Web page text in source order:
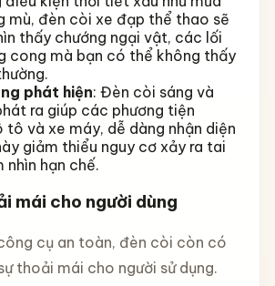
mù, đèn còi xe đạp thể thao sẽ
thấy chướng ngại vật, các lối
cong mà bạn có thể không thấy
phát hiện: Đèn còi sáng và
ra giúp các phương tiện
tô và xe máy, dễ dàng nhận diện
giảm thiểu nguy cơ xảy ra tai
nhìn hạn chế.
mái cho người dùng
cụ an toàn, đèn còi còn có
thoải mái cho người sử dụng.